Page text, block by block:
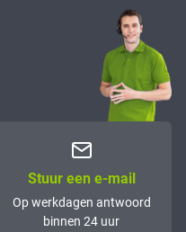
Stuur een e-mail
Op werkdagen antwoord
binnen 24 uur